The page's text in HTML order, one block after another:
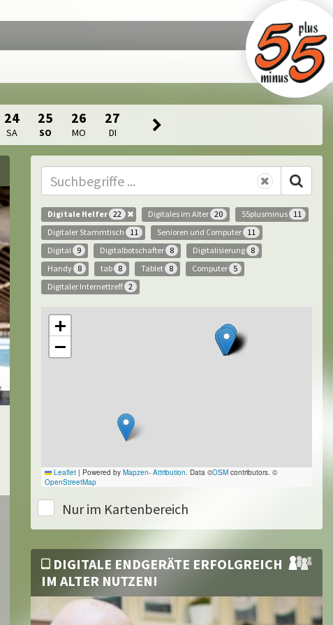
24
SA
25
SO
26
MO
27
DI
Digitale Helfer 22 Digitales im Alter 20 55plusminus 11
Digitaler Stammtisch
11 Senioren und Computer 11
Digital 9 Digitalbotschafter 8 Digitalisierung 8
Handy 8 tab 8 Tablet 8 Computer 5
Digitaler Internettreff 2
+
−
Leaflet | Powered by Mapzen- Attribution. Data ©OSM contributors. ©
OpenStreetMap
Nur im Kartenbereich
DIGITALE ENDGERÄTE ERFOLGREICH
IM ALTER NUTZEN!